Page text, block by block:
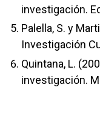
investigación.
Palella, S. y
Investigación
Quintana, L.
investigación.